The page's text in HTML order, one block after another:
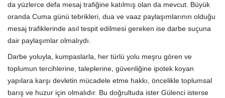
da yüzlerce defa mesaj trafiğine katılmış olan da mevcut. Büyük
oranda Cuma günü tebrikleri, dua ve vaaz paylaşımlarının olduğu
mesaj trafiklerinde asıl tespit edilmesi gereken ise darbe suçuna
dair paylaşımlar olmalıydı.
Darbe yoluyla, kumpaslarla, her türlü yolu meşru gören ve
toplumun tercihlerine, taleplerine, güvenliğine ipotek koyan
yapılara karşı devletin mücadele etme hakkı, öncelikle toplumsal
barış ve huzur için olmalıdır. Bu doğrultuda ister Gülenci isterse